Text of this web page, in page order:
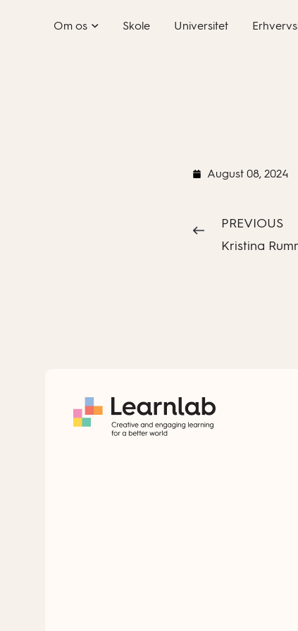
Om os Skole Universitet
August 08, 2024
PREVIOUS
Kristina